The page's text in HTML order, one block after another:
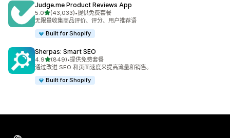
Judge.me Product Reviews App
5.0星（满分 5 星）
(43,033)
总共 43033 条评论
•提供免费套餐
无限量收集商品评价、评分、用户推荐语
Built for Shopify
Sherpas: Smart SEO
4.9星（满分 5 星）
(849)
总共 849 条评论
•提供免费套餐
通过改进 SEO 和页面速度来提高流量和销售。
Built for Shopify